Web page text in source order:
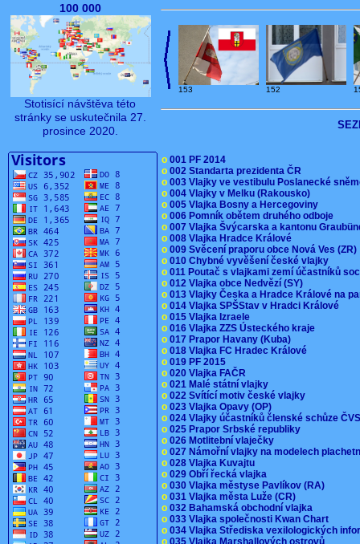
100 000
Stotisící návštěva této
stránky se uskutečnila 27.
prosince 2020.
153 152
o 001 PF 2014
o 002 Standarta prezidenta ČR
o 003 Vlajky ve vestibulu Poslanecké
o 004 Vlajky v Melku (Rakousko)
o 005 Vlajka Bosny a Hercegoviny
o 006 Pomník obětem druhého odboje
o 007 Vlajka Švýcarska a kantonu
o 008 Vlajka Hradce Králové
o 009 Svěcení praporu obce Nová Ves
o 010 Chybné vyvěšení české vlajky
o 011 Poutač s vlajkami zemí účastníků
o 012 Vlajka obce Nedvězí (SY)
o 013 Vlajky Česka a Hradce Králové na
o 014 Vlajka SPŠStav v Hradci Králové
o 015 Vlajka Izraele
o 016 Vlajka ZZS Ústeckého kraje
o 017 Prapor Havany (Kuba)
o 018 Vlajka FC Hradec Králové
o 019 PF 2015
o 020 Vlajka FAČR
o 021 Malé státní vlajky
o 022 Svítící motiv české vlajky
o 023 Vlajka Opavy (OP)
o 024 Vlajky účastníků členské schůze
o 025 Prapor Srbské republiky
o 026 Motlitební vlaječky
o 027 Námořní vlajky na modelech
o 028 Vlajka Kuvajtu
o 029 Obří řecká vlajka
o 030 Vlajka městyse Pavlíkov (RA)
o 031 Vlajka města Luže (CR)
o 032 Bahamská obchodní vlajka
o 033 Vlajka společnosti Kwan Chart
o 034 Vlajka Střediska vexilologických
o 035 Vlajka Marshallových ostrovů